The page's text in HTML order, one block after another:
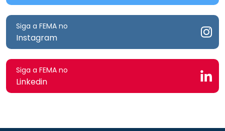
Siga a FEMA no
Instagram
Siga a FEMA no
Linkedin